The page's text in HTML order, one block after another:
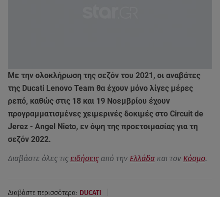
Με την ολοκλήρωση της σεζόν του 2021, οι αναβάτες
της Ducati Lenovo Team θα έχουν μόνο λίγες μέρες
ρεπό, καθώς στις 18 και 19 Νοεμβρίου έχουν
προγραμματισμένες χειμερινές δοκιμές στο Circuit de
Jerez - Angel Nieto, εν όψη της προετοιμασίας για τη
σεζόν 2022.
Διαβάστε όλες τις ειδήσεις από την Ελλάδα και τον Κόσμο.
Διαβάστε περισσότερα: DUCATI